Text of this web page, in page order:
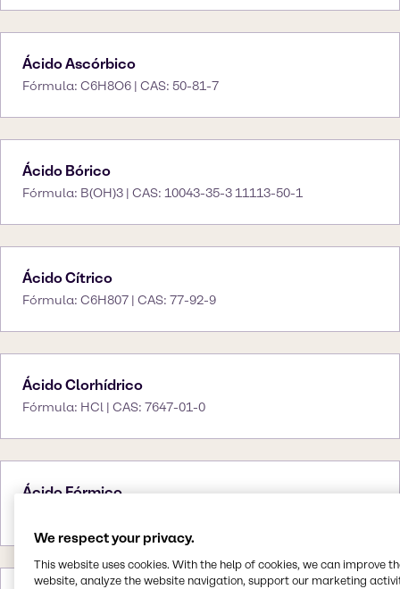
Ácido Ascórbico
Fórmula: C6H8O6 | CAS: 50-81-7
Ácido Bórico
Fórmula: B(OH)3 | CAS: 10043-35-3 11113-50-1
Ácido Cítrico
Fórmula: C6H807 | CAS: 77-92-9
Ácido Clorhídrico
Fórmula: HCl | CAS: 7647-01-0
Ácido Fórmico
We respect your privacy.
This website uses cookies. With the help of cookies, we can improve
website, analyze the website navigation, support our marketing